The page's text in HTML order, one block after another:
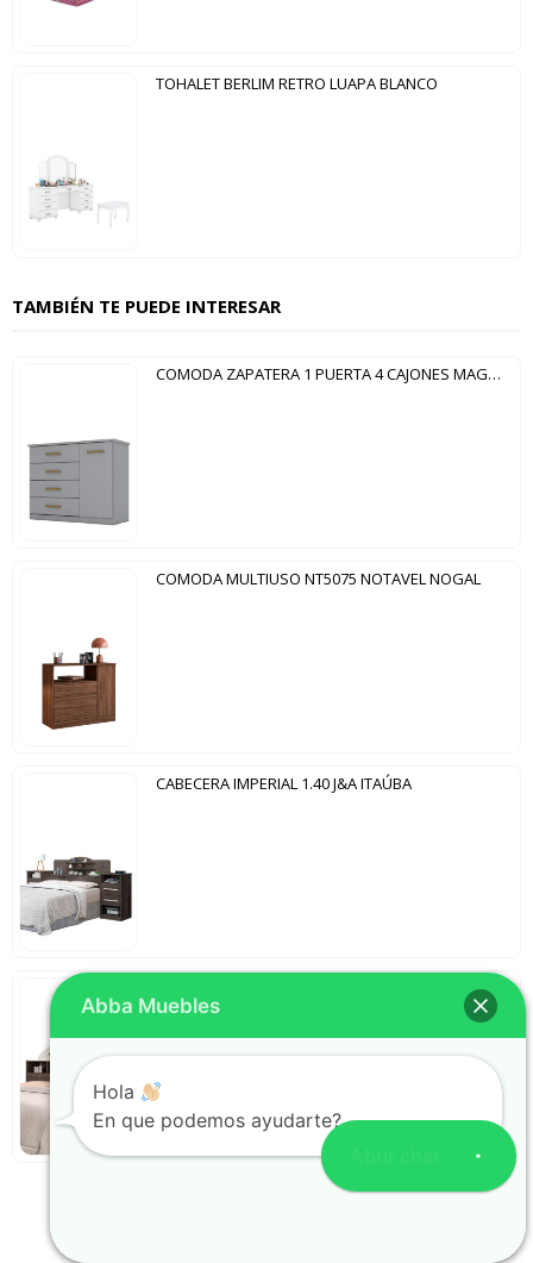
TOHALET BERLIM RETRO LUAPA BLANCO
TAMBIÉN TE PUEDE INTERESAR
COMODA ZAPATERA 1 PUERTA 4 CAJONES MAGNO HENN GRIS
COMODA MULTIUSO NT5075 NOTAVEL NOGAL
CABECERA IMPERIAL 1.40 J&A ITAÚBA
CABECERA IRLANDA 1.40 J&A ITAÚBA|OFF WHITE
Abba Muebles
Hola
En que podemos ayudarte?